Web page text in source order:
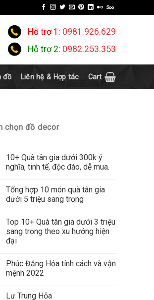
Hỗ trợ 1: 0981.926.629
Hỗ trợ 2: 0982.253.353
đồ Liên hệ & Hợp tác Cart
chọn đồ decor
10+ Quà tân gia dưới 300k ý
nghĩa, tinh tế, độc đáo, dễ mua.
Tổng hợp 10 món quà tân gia
dưới 5 triệu sang trọng
Top 10+ Quà tân gia dưới 3 triệu
sang trọng theo xu hướng hiện
đại
Phúc Đăng Hỏa tính cách và vận
mệnh 2022
Lư Trung Hỏa